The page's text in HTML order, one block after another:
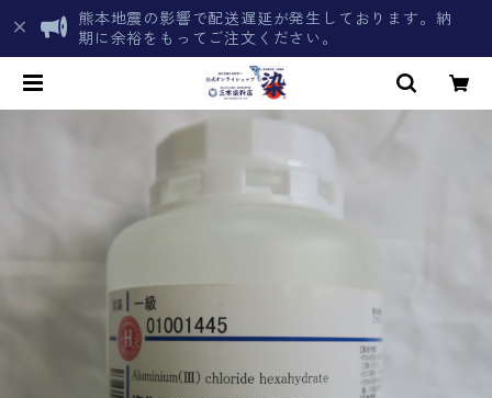
熊本地震の影響で配送遅延が発生しております。納
期に余裕をもってご注文ください。